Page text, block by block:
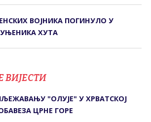
ВОЈНИКА ПОГИНУЛО У
ХУТА
ВИЈЕСТИ
"ОЛУЈЕ" У ХРВАТСКОЈ
ЦРНЕ ГОРЕ